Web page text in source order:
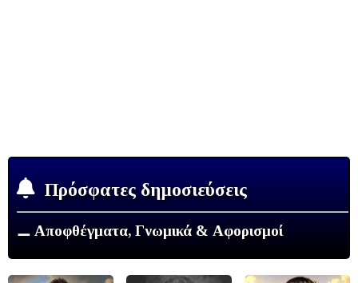
Πρόσφατες δημοσιεύσεις
⚊ Αποφθέγματα, Γνωμικά & Αφορισμοί